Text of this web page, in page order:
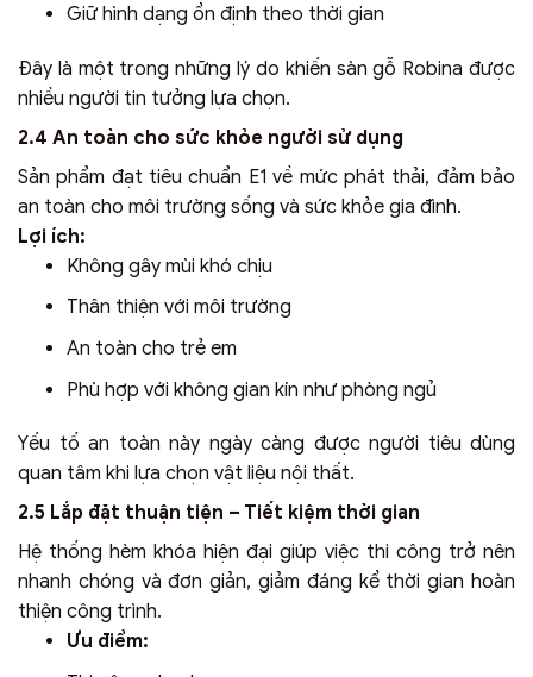
Giữ hình dạng ổn định theo thời gian
Đây là một trong những lý do khiến sàn gỗ Robina được
nhiều người tin tưởng lựa chọn.
2.4 An toàn cho sức khỏe người sử dụng
Sản phẩm đạt tiêu chuẩn E1 về mức phát thải, đảm bảo
an toàn cho môi trường sống và sức khỏe gia đình.
Lợi ích:
Không gây mùi khó chịu
Thân thiện với môi trường
An toàn cho trẻ em
Phù hợp với không gian kín như phòng ngủ
Yếu tố an toàn này ngày càng được người tiêu dùng
quan tâm khi lựa chọn vật liệu nội thất.
2.5 Lắp đặt thuận tiện – Tiết kiệm thời gian
Hệ thống hèm khóa hiện đại giúp việc thi công trở nên
nhanh chóng và đơn giản, giảm đáng kể thời gian hoàn
thiện công trình.
Ưu điểm: